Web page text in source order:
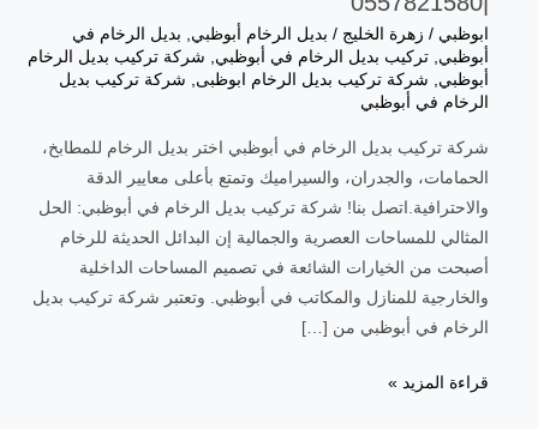
ابوظبي / زهرة الخليج / بديل الرخام أبوظبي
بديل الرخام في
أبوظبي تركيب بديل الرخام في أبوظبي
شركة تركيب بديل الرخام
أبوظبي
شركة تركيب بديل الرخام ابوظبى
شركة تركيب بديل
الرخام في أبوظبي
شركة تركيب بديل الرخام في أبوظبي اختر بديل الرخام للمطابخ،
الحمامات، والجدران، والسيراميك وتمتع بأعلى معايير الدقة
والاحترافية.اتصل بنا! شركة تركيب بديل الرخام في أبوظبي: الحل
المثالي للمساحات العصرية والجمالية إن البدائل الحديثة للرخام
أصبحت من الخيارات الشائعة في تصميم المساحات الداخلية
والخارجية للمنازل والمكاتب في أبوظبي. وتعتبر شركة تركيب بديل
الرخام في أبوظبي من […]
قراءة المزيد »